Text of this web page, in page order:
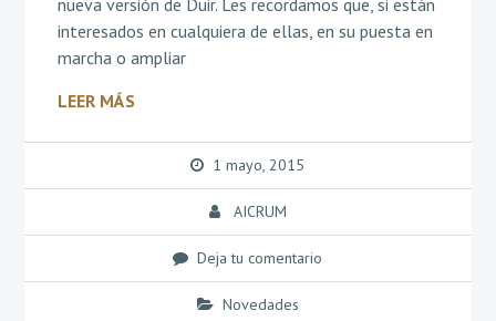
interesados en cualquiera de ellas, en su puesta en
marcha o ampliar
LEER MÁS
1 mayo, 2015
AICRUM
Deja tu comentario
Novedades